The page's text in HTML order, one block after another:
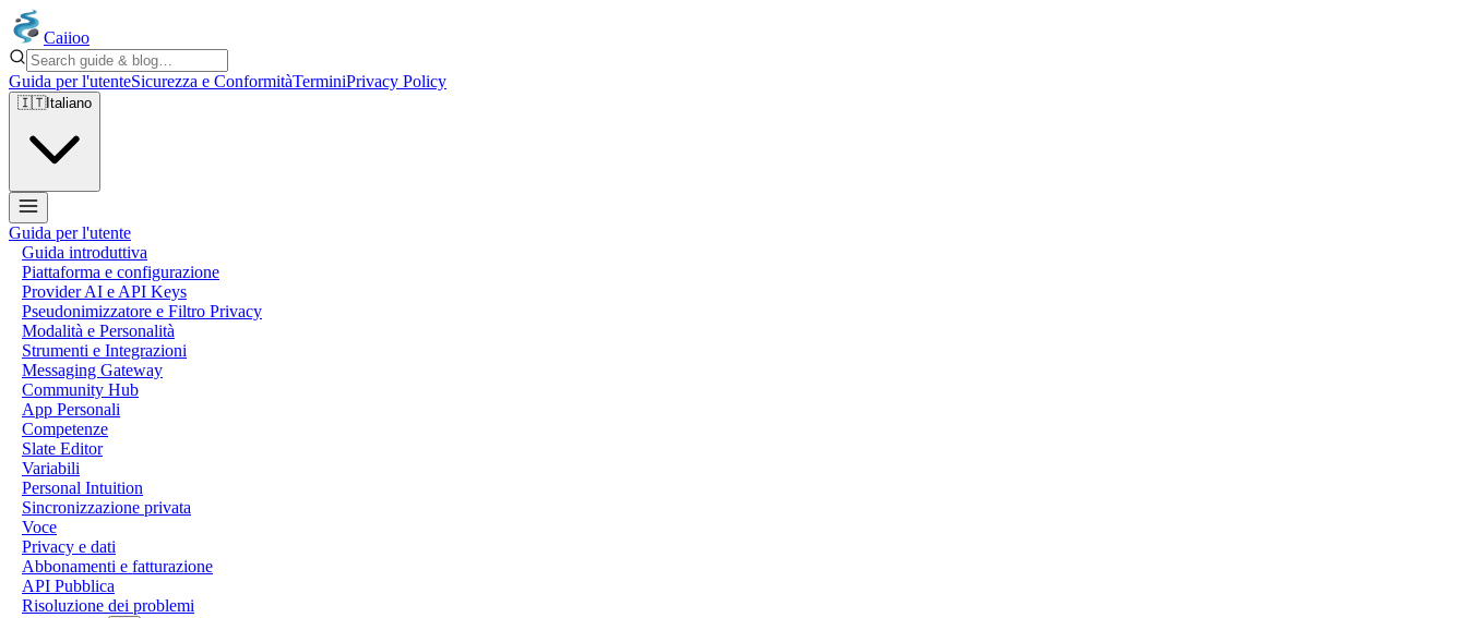
Caiioo
Guida per l'utenteSicurezza e ConformitàTerminiPrivacy Policy
🇮🇹Italiano
Guida per l'utente
Guida introduttiva
Piattaforma e configurazione
Provider AI e API Keys
Pseudonimizzatore e Filtro Privacy
Modalità e Personalità
Strumenti e Integrazioni
Messaging Gateway
Community Hub
App Personali
Competenze
Slate Editor
Variabili
Personal Intuition
Sincronizzazione privata
Voce
Privacy e dati
Abbonamenti e fatturazione
API Pubblica
Risoluzione dei problemi